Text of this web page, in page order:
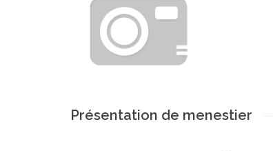
Présentation de menestier